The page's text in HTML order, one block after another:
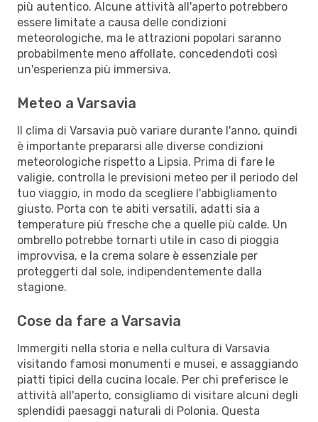
più autentico. Alcune attività all'aperto potrebbero
essere limitate a causa delle condizioni
meteorologiche, ma le attrazioni popolari saranno
probabilmente meno affollate, concedendoti così
un'esperienza più immersiva.
Meteo a Varsavia
Il clima di Varsavia può variare durante l'anno, quindi
è importante prepararsi alle diverse condizioni
meteorologiche rispetto a Lipsia. Prima di fare le
valigie, controlla le previsioni meteo per il periodo del
tuo viaggio, in modo da scegliere l'abbigliamento
giusto. Porta con te abiti versatili, adatti sia a
temperature più fresche che a quelle più calde. Un
ombrello potrebbe tornarti utile in caso di pioggia
improvvisa, e la crema solare è essenziale per
proteggerti dal sole, indipendentemente dalla
stagione.
Cose da fare a Varsavia
Immergiti nella storia e nella cultura di Varsavia
visitando famosi monumenti e musei, e assaggiando
piatti tipici della cucina locale. Per chi preferisce le
attività all'aperto, consigliamo di visitare alcuni degli
splendidi paesaggi naturali di Polonia. Questa